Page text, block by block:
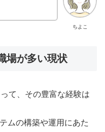
ちよこ
場が多い現状
て、その豊富な経験は
ムの構築や運用にあた